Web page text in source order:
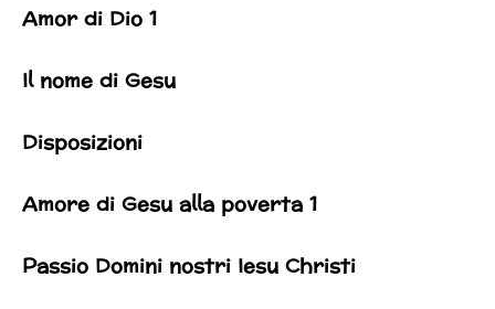
Amor di Dio 1
Il nome di Gesu
Disposizioni
Amore di Gesu alla poverta 1
Passio Domini nostri Iesu Christi